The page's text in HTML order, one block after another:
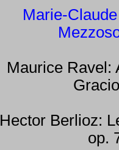
Marie-
Maurice Ravel:
Hector Berlioz:
op.